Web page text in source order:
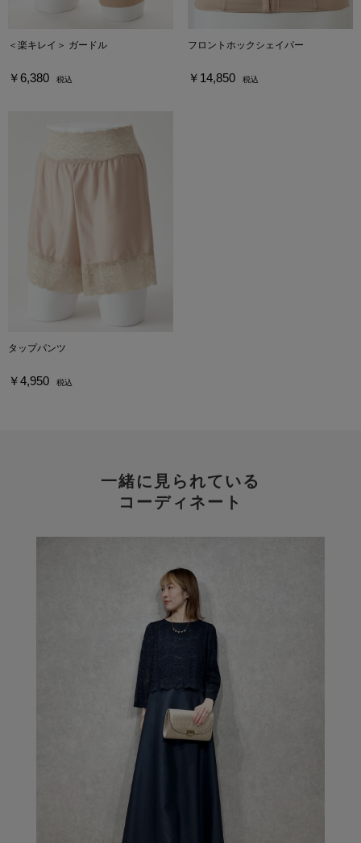
＜楽キレイ＞ ガードル
￥6,380 税込
フロントホックシェイパー
￥14,850 税込
タップパンツ
￥4,950 税込
一緒に見られている
コーディネート